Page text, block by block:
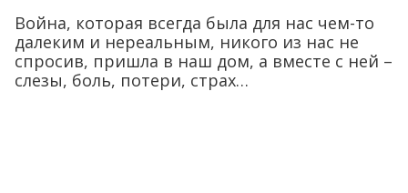
Война, которая всегда была для нас чем-то
далеким и нереальным, никого из нас не
спросив, пришла в наш дом, а вместе с ней –
слезы, боль, потери, страх…